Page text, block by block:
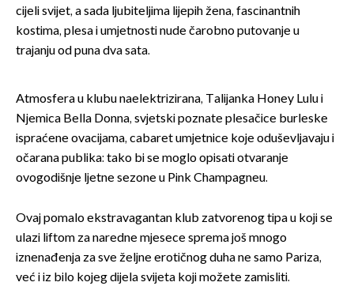
cijeli svijet, a sada ljubiteljima lijepih žena, fascinantnih
kostima, plesa i umjetnosti nude čarobno putovanje u
trajanju od puna dva sata.
Atmosfera u klubu naelektrizirana, Talijanka Honey Lulu i
Njemica Bella Donna, svjetski poznate plesačice burleske
ispraćene ovacijama, cabaret umjetnice koje oduševljavaju i
očarana publika: tako bi se moglo opisati otvaranje
ovogodišnje ljetne sezone u Pink Champagneu.
Ovaj pomalo ekstravagantan klub zatvorenog tipa u koji se
ulazi liftom za naredne mjesece sprema još mnogo
iznenađenja za sve željne erotičnog duha ne samo Pariza,
već i iz bilo kojeg dijela svijeta koji možete zamisliti.